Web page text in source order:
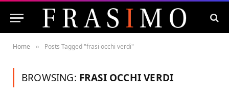
Home » Posts Tagged "frasi occhi verdi"
BROWSING: FRASI OCCHI VERDI